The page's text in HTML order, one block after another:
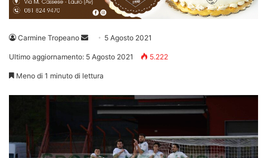
Carmine Tropeano
Invia 5 Agosto 2021
Ultimo aggiornamento: 5 Agosto 2021 5.222
Meno di 1 minuto di lettura